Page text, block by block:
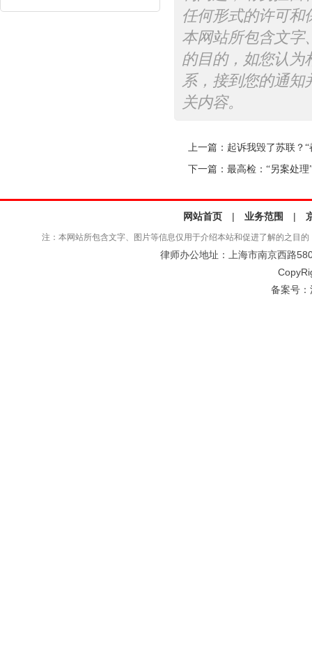
任何形式的许可和
本网站所包含文字
的目的，如您认为
系，接到您的通知
关内容。
上一篇： 起诉我毁了苏联？
下一篇： 最高检：“另案处
网站首页 | 业务范围 |
注：本网站所包含文字、图片等信息仅用于介绍本站和促进了解的之目
律师办公地址：上海市南京西路
备案号：